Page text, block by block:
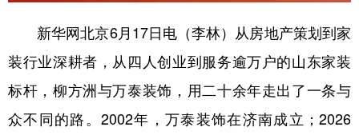
广东 广西 海南 重庆
四川 贵州 云南 西藏
陕西 甘肃 青海
新华网北京6月17日电（李林）从房地产策划到家
装行业深耕者，从四人创业到服务逾万户的山东家装
标杆，柳方洲与万泰装饰，用二十余年走出了一条与
众不同的路。2002年，万泰装饰在济南成立；2026